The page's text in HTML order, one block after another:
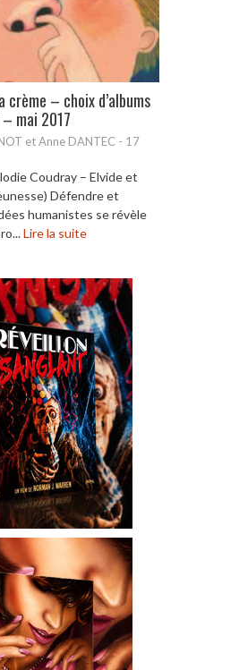
crème – choix d’albums
mai 2017
et Anne DANTEC - 17
Coudray – Elvide et
Défendre et
humanistes se révèle
Lire la suite